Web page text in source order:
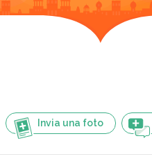
Invia una foto